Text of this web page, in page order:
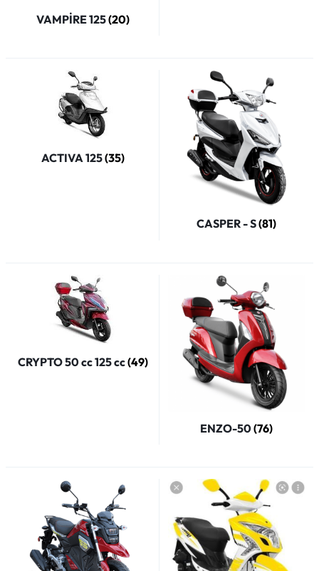
VAMPİRE 125(20)
ACTIVA 125(35)
CASPER - S(81)
CRYPTO 50 cc 125 cc(49)
ENZO-50(76)